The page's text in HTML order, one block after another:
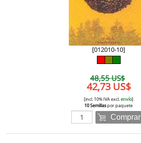
[012010-10]
48,55 US$
42,73 US$
[incl. 10% IVA excl.envío]
10 Semillaspor paquete
Comprar